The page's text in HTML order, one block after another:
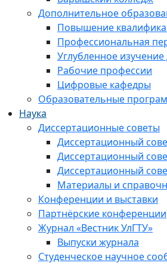
Дополнительное
Повышение
Профессиональная
Углубленное
Рабочие профессии
Цифровые кафедры
Образовательные
Наука
Диссертационные советы
Диссертационный
Диссертационный
Диссертационный
Материалы и
Конференции и выставки
Партнёрские конференции
Журнал «Вестник УлГТУ»
Выпуски журнала
Студенческое научное